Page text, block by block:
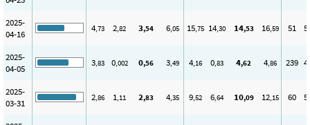
2025-
04-16
4,73 2,82 3,54 6,05 15,75 14,30 14,53 16,59 51
2025-
04-05
3,83 0,002 0,56 3,49 4,16 0,83 4,62 4,86 239
2025-
03-31
2,86 1,11 2,83 4,35 9,52 6,64 10,09 12,15 60